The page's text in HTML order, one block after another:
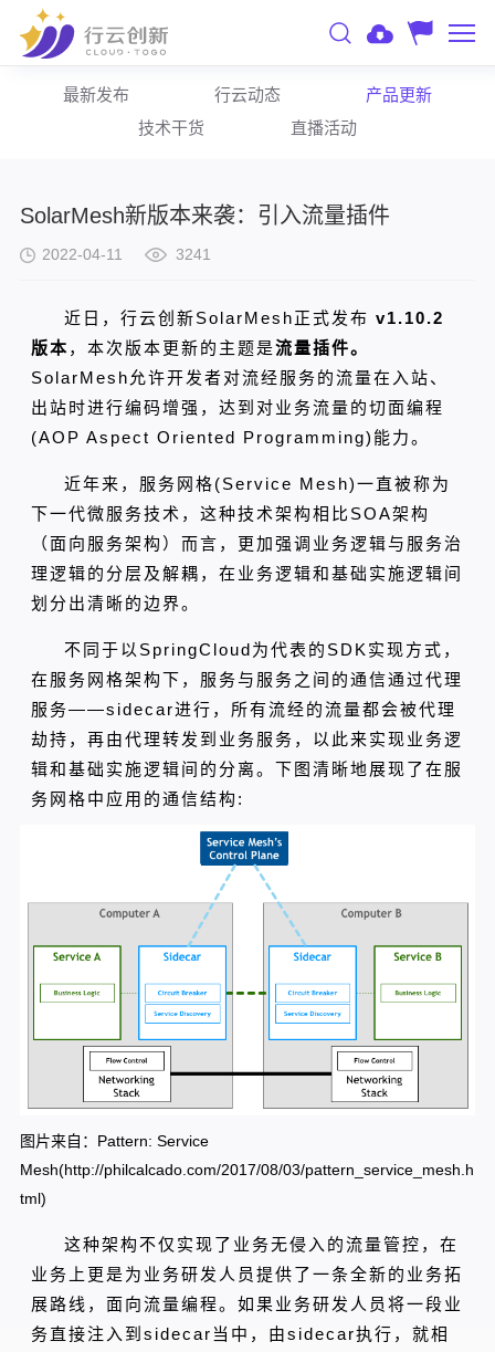
最新发布 行云动态
产品更新
技术干货
直播活动
SolarMesh新版本来袭：引入流量插件
2022-04-11 3241
近日，行云创新SolarMesh正式发布 v1.10.2
版本 ，本次版本更新的主题是流量插件。
SolarMesh允许开发者对流经服务的流量在入站、
出站时进行编码增强，达到对业务流量的切面编程
(AOP Aspect Oriented Programming)能力。
近年来，服务网格(Service Mesh)一直被称为
下一代微服务技术 ，这种技术架构相比SOA架构
（面向服务架构）而言，更加强调业务逻辑与服务治
理逻辑的分层及解耦，在业务逻辑和基础实施逻辑间
划分出清晰的边界。
不同于以SpringCloud为代表的SDK实现方式，
在服务网格架构下，服务与服务之间的通信通过代理
服务——sidecar进行，所有流经的流量都会被代理
劫持，再由代理转发到业务服务，以此来实现业务逻
辑和基础实施逻辑间的分离。下图清晰地展现了在服
务网格中应用的通信结构:
图片来自：Pattern: Service
Mesh(http://philcalcado.com/2017/08/03/pattern_service_mesh.h
tml)
这种架构不仅实现了业务无侵入的流量管控，在
业务上更是为业务研发人员提供了一条全新的业务拓
展路线，面向流量编程。如果业务研发人员将一段业
务直接注入到sidecar当中，由sidecar执行，就相